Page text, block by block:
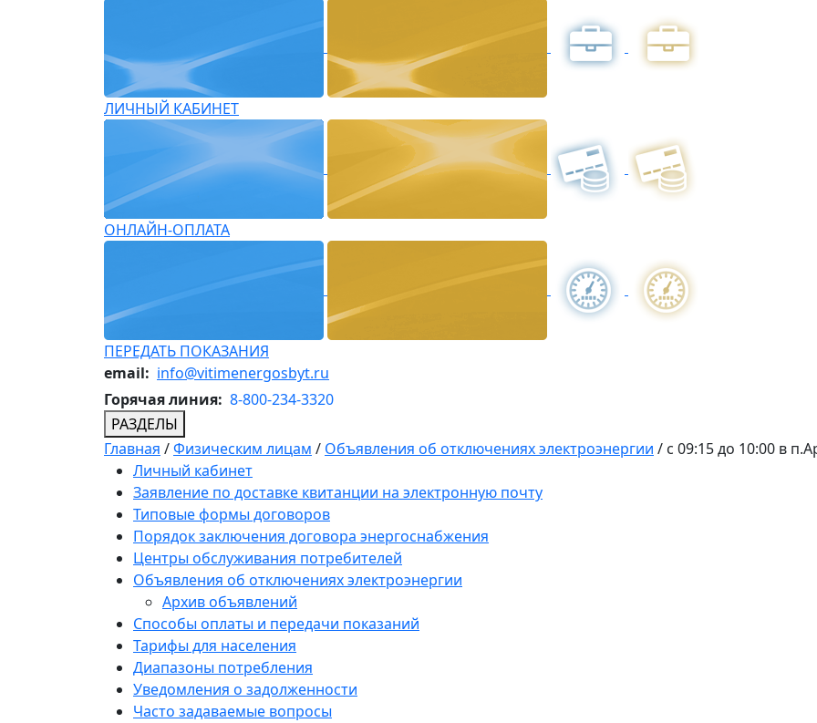
ЛИЧНЫЙ КАБИНЕТ
ОНЛАЙН-ОПЛАТА
ПЕРЕДАТЬ ПОКАЗАНИЯ
email: info@vitimenergosbyt.ru
Горячая линия: 8-800-234-3320
РАЗДЕЛЫ
Главная /Физическим лицам / Объявления об отключениях электроэнергии / с 09:15 до 10:00 в
Личный кабинет
Заявление по доставке квитанции на электронную почту
Типовые формы договоров
Порядок заключения договора энергоснабжения
Центры обслуживания потребителей
Объявления об отключениях электроэнергии
Архив объявлений
Способы оплаты и передачи показаний
Тарифы для населения
Диапазоны потребления
Уведомления о задолженности
Часто задаваемые вопросы